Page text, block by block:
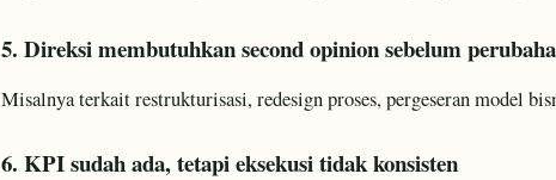
5. Direksi membutuhkan second opinion sebelum
Misalnya terkait restrukturisasi, redesign proses, pergeseran model
6. KPI sudah ada, tetapi eksekusi tidak konsisten